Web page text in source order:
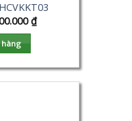
₫